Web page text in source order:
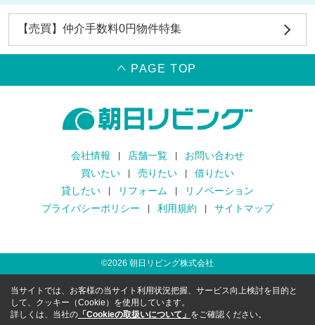
【売買】仲介手数料0円物件特集
PAGE TOP
会社情報 店舗一覧
お問い合わせ
買いたい
売りたい
借りたい
貸したい
リフォーム
リノベーション
プライバシーポリシー
利用規約 サイトマップ
©2026 朝日リビング株式会社
当サイトでは、お客様の当サイト利用状況把握、サービス向上検討を目的と
して、クッキー（Cookie）を使用しています。
詳しくは、当社の 「Cookieの取扱いについて」 をご確認ください。